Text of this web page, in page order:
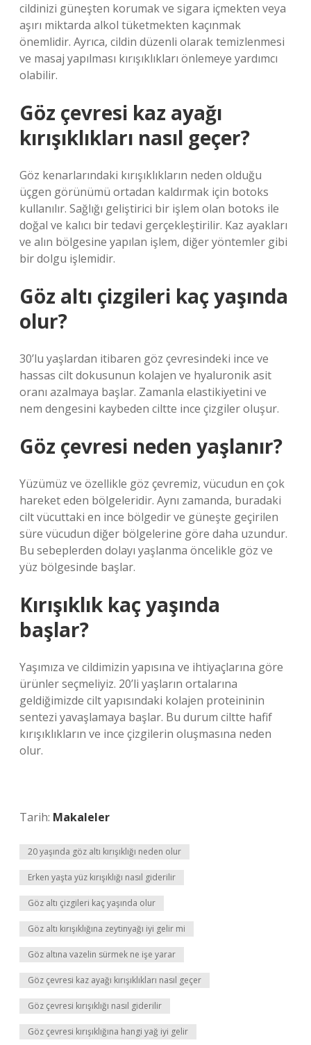
cildinizi güneşten korumak ve sigara içmekten veya
aşırı miktarda alkol tüketmekten kaçınmak
önemlidir. Ayrıca, cildin düzenli olarak temizlenmesi
ve masaj yapılması kırışıklıkları önlemeye yardımcı
olabilir.
Göz çevresi kaz ayağı
kırışıklıkları nasıl geçer?
Göz kenarlarındaki kırışıklıkların neden olduğu
üçgen görünümü ortadan kaldırmak için botoks
kullanılır. Sağlığı geliştirici bir işlem olan botoks ile
doğal ve kalıcı bir tedavi gerçekleştirilir. Kaz ayakları
ve alın bölgesine yapılan işlem, diğer yöntemler gibi
bir dolgu işlemidir.
Göz altı çizgileri kaç yaşında
olur?
30’lu yaşlardan itibaren göz çevresindeki ince ve
hassas cilt dokusunun kolajen ve hyaluronik asit
oranı azalmaya başlar. Zamanla elastikiyetini ve
nem dengesini kaybeden ciltte ince çizgiler oluşur.
Göz çevresi neden yaşlanır?
Yüzümüz ve özellikle göz çevremiz, vücudun en çok
hareket eden bölgeleridir. Aynı zamanda, buradaki
cilt vücuttaki en ince bölgedir ve güneşte geçirilen
süre vücudun diğer bölgelerine göre daha uzundur.
Bu sebeplerden dolayı yaşlanma öncelikle göz ve
yüz bölgesinde başlar.
Kırışıklık kaç yaşında
başlar?
Yaşımıza ve cildimizin yapısına ve ihtiyaçlarına göre
ürünler seçmeliyiz. 20’li yaşların ortalarına
geldiğimizde cilt yapısındaki kolajen proteininin
sentezi yavaşlamaya başlar. Bu durum ciltte hafif
kırışıklıkların ve ince çizgilerin oluşmasına neden
olur.
Tarih: Makaleler
20 yaşında göz altı kırışıklığı neden olur
Erken yaşta yüz kırışıklığı nasıl giderilir
Göz altı çizgileri kaç yaşında olur
Göz altı kırışıklığına zeytinyağı iyi gelir mi
Göz altına vazelin sürmek ne işe yarar
Göz çevresi kaz ayağı kırışıklıkları nasıl geçer
Göz çevresi kırışıklığı nasıl giderilir
Göz çevresi kırışıklığına hangi yağ iyi gelir